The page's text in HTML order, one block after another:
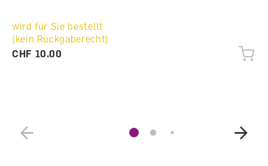
wird für Sie bestellt
(kein Rückgaberecht)
CHF 10.00